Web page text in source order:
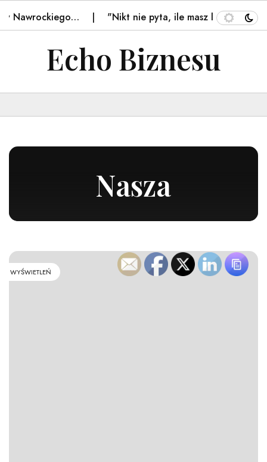
"Nikt nie pyta, ile masz lat". Nastolatki o…
Echo Biznesu
Nasza
WYŚWIETLEŃ